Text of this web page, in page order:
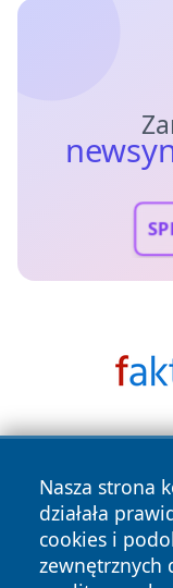
Nasza strona
działała
cookies i
zewnętrznych
Copyright © 2026